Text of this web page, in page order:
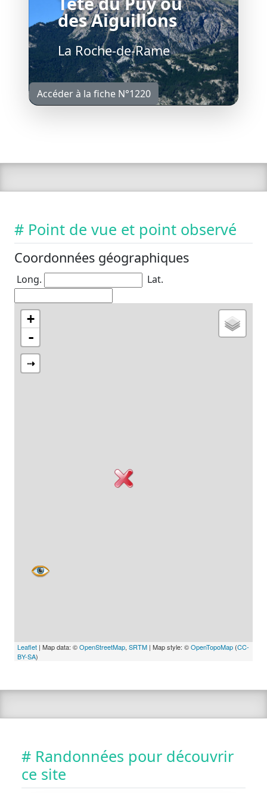
des Aiguillons
La Roche-de-Rame
Accéder à la fiche N°1220
# Point de vue et point observé
Coordonnées géographiques
Long. Lat.
+
-
⇢
Leaflet | Map data: ©OpenStreetMap, SRTM | Map style: ©OpenTopoMap (CC-
BY-SA)
# Randonnées pour découvrir
ce site